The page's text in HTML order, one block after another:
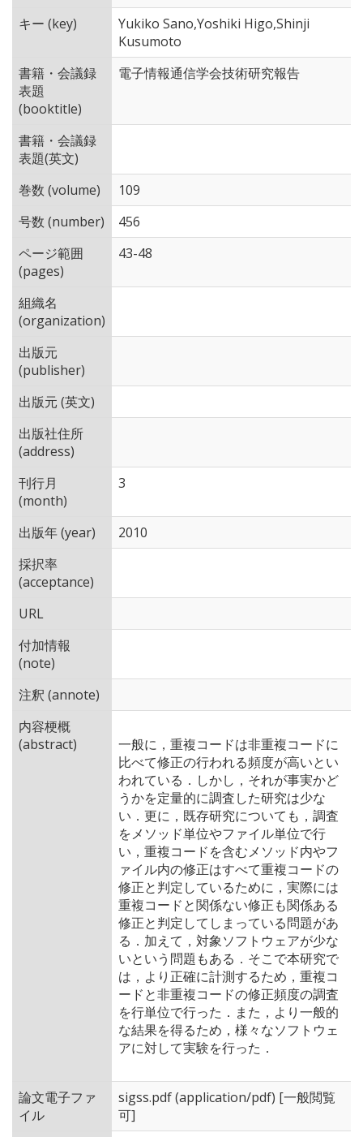
キー (key)
Yukiko Sano,Yoshiki Higo,Shinji
Kusumoto
書籍・会議録
表題
(booktitle)
電子情報通信学会技術研究報告
書籍・会議録
表題(英文)
巻数 (volume)
109
号数 (number)
456
ページ範囲
(pages)
43-48
組織名
(organization)
出版元
(publisher)
出版元 (英文)
出版社住所
(address)
刊行月
(month)
3
出版年 (year)
2010
採択率
(acceptance)
URL
付加情報
(note)
注釈 (annote)
内容梗概
(abstract)
一般に，重複コードは非重複コードに
比べて修正の行われる頻度が高いとい
われている．しかし，それが事実かど
うかを定量的に調査した研究は少な
い．更に，既存研究についても，調査
をメソッド単位やファイル単位で行
い，重複コードを含むメソッド内やフ
ァイル内の修正はすべて重複コードの
修正と判定しているために，実際には
重複コードと関係ない修正も関係ある
修正と判定してしまっている問題があ
る．加えて，対象ソフトウェアが少な
いという問題もある．そこで本研究で
は，より正確に計測するため，重複コ
ードと非重複コードの修正頻度の調査
を行単位で行った．また，より一般的
な結果を得るため，様々なソフトウェ
アに対して実験を行った．
論文電子ファ
イル
sigss.pdf(application/pdf) [一般閲覧
可]